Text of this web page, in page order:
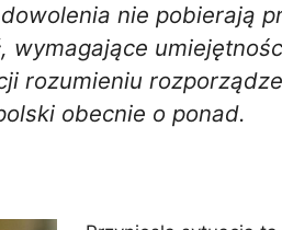
nie pobierają
wymagające
rozumieniu
obecnie o ponad.